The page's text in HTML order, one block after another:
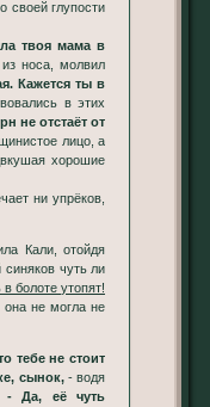
своей глупости
твоя мама в
носа, молвил
Кажется ты в
в этих
не отстаёт от
лицо, а
хорошие
ни упрёков,
Кали, отойдя
синяков чуть ли
болоте утопят!
она не могла не
сынок,- водя
- Да, её чуть